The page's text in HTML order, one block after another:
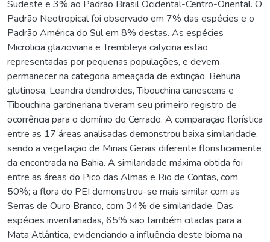
Sudeste e 3% ao Padrão Brasil Ocidental-Centro-Oriental. O
Padrão Neotropical foi observado em 7% das espécies e o
Padrão América do Sul em 8% destas. As espécies
Microlicia glazioviana e Trembleya calycina estão
representadas por pequenas populações, e devem
permanecer na categoria ameaçada de extinção. Behuria
glutinosa, Leandra dendroides, Tibouchina canescens e
Tibouchina gardneriana tiveram seu primeiro registro de
ocorrência para o domínio do Cerrado. A comparação florística
entre as 17 áreas analisadas demonstrou baixa similaridade,
sendo a vegetação de Minas Gerais diferente floristicamente
da encontrada na Bahia. A similaridade máxima obtida foi
entre as áreas do Pico das Almas e Rio de Contas, com
50%; a flora do PEI demonstrou-se mais similar com as
Serras de Ouro Branco, com 34% de similaridade. Das
espécies inventariadas, 65% são também citadas para a
Mata Atlântica, evidenciando a influência deste bioma na